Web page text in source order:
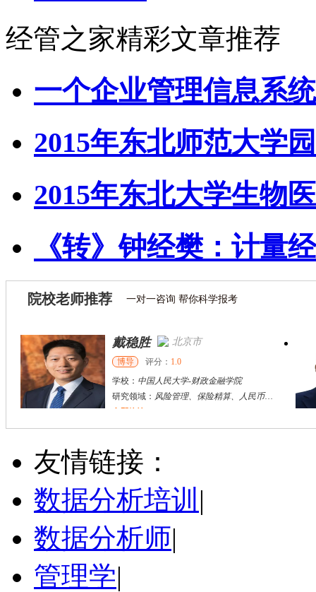
经管之家精彩文章推荐
一个企业管理信息系
2015年东北师范大学园
2015年东北大学生物医
《转》钟经樊：计量
院校老师推荐 一对一咨询 帮你科学报考
戴稳胜 北京市
博导 评分： 1.0
学校： 中国人民大学-财政金融学院
研究领域： 风险管理、保险精算、人民币国际化
立即咨询
陈传红 武汉市
硕导
学校：中南民族大学
立即咨询
友情链接：
数据分析培训 |
数据分析师|
管理学|